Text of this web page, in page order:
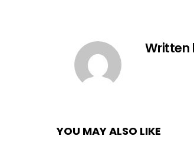
Written
YOU MAY ALSO LIKE